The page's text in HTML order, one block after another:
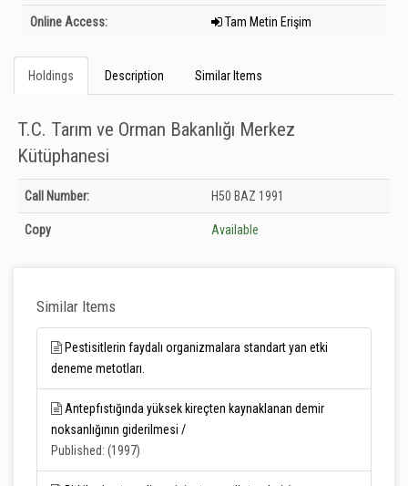
Online Access: Tam Metin Erişim
Holdings Description Similar Items
T.C. Tarım ve Orman Bakanlığı Merkez
Kütüphanesi
Holdings details from T.C. Tarım ve Orman Bakanlığı Merkez Kütüphanesi:
Unknown
Call Number: H50 BAZ 1991
Copy Available
Similar Items
Pestisitlerin faydalı organizmalara standart yan etki
deneme metotları.
Antepfıstığında yüksek kireçten kaynaklanan demir
noksanlığının giderilmesi /
Published: (1997)